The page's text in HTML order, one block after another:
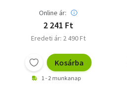
Online ár:
2 241 Ft
Eredeti ár: 2 490 Ft
Kosárba
1 - 2 munkanap